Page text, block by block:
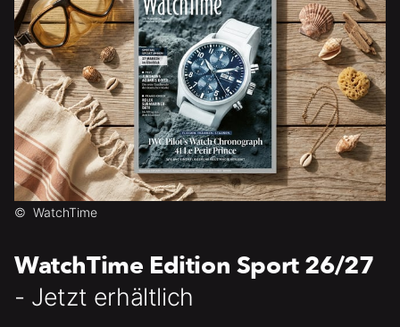
© WatchTime
WatchTime Edition Sport 26/27
- Jetzt erhältlich